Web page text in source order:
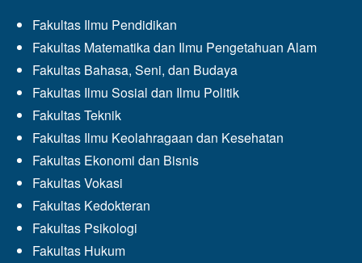
Fakultas Ilmu Pendidikan
Fakultas Matematika dan Ilmu Pengetahuan Alam
Fakultas Bahasa, Seni, dan Budaya
Fakultas Ilmu Sosial dan Ilmu Politik
Fakultas Teknik
Fakultas Ilmu Keolahragaan dan Kesehatan
Fakultas Ekonomi dan Bisnis
Fakultas Vokasi
Fakultas Kedokteran
Fakultas Psikologi
Fakultas Hukum